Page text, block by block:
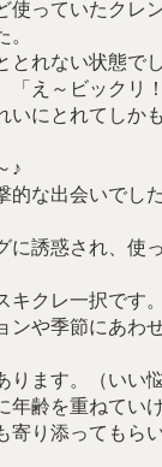
使っていたクレ
。
とれない状態で
「え～ビックリ！
いにとれてしか
♪
的な出会いでした
に誘惑され、使
キクレ一択です。
ンや季節にあわ
ります。（いい
年齢を重ねてい
寄り添ってもら